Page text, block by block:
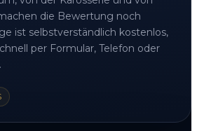
die Bewertung noch
ist selbstverständlich kostenlos,
per Formular, Telefon oder